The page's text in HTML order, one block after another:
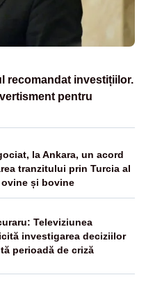
recomandat investițiilor.
pentru
la Ankara, un acord
tranzitului prin Turcia al
și bovine
Televiziunea
investigarea deciziilor
perioadă de criză